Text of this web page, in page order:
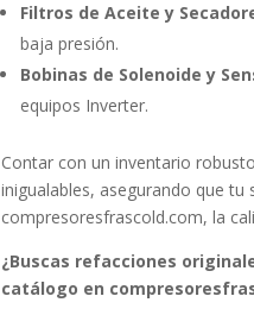
Filtros de Aceite y
baja presión.
Bobinas de Solenoide y
equipos Inverter.
Contar con un inventario
inigualables, asegurando que
compresoresfrascold.com, la
¿Buscas refacciones
catálogo en